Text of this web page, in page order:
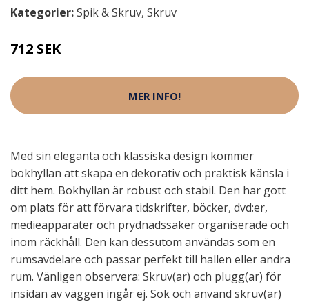
Kategorier:Spik & Skruv, Skruv
712 SEK
MER INFO!
Med sin eleganta och klassiska design kommer
bokhyllan att skapa en dekorativ och praktisk känsla i
ditt hem. Bokhyllan är robust och stabil. Den har gott
om plats för att förvara tidskrifter, böcker, dvd:er,
medieapparater och prydnadssaker organiserade och
inom räckhåll. Den kan dessutom användas som en
rumsavdelare och passar perfekt till hallen eller andra
rum. Vänligen observera: Skruv(ar) och plugg(ar) för
insidan av väggen ingår ej. Sök och använd skruv(ar)